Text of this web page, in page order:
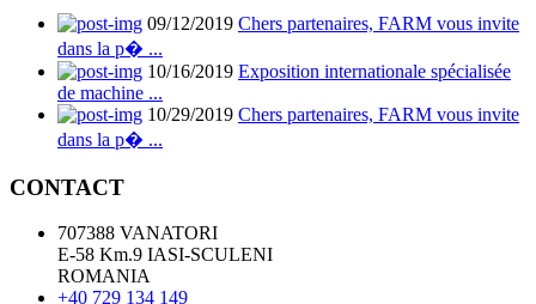
09/12/2019 Chers partenaires, FARM vous invite
dans la p� ...
10/16/2019 Exposition internationale spécialisée
de machine ...
10/29/2019 Chers partenaires, FARM vous invite
dans la p� ...
CONTACT
707388 VANATORI
E-58 Km.9 IASI-SCULENI
ROMANIA
+40 729 134 149